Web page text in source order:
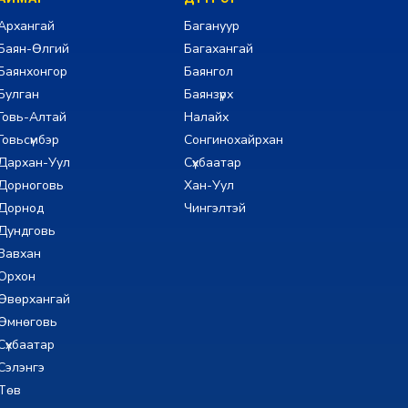
Өлгий
Алтай
Уул
Багануур
Багахангай
Баянгол
Баянзүрх
Налайх
Сонгинохайрхан
Сүхбаатар
Хан-Уул
Чингэлтэй